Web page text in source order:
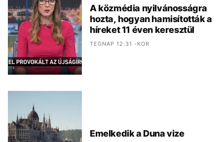
A közmédia nyilvánosságra
hozta, hogyan hamisították a
híreket 11 éven keresztül
TEGNAP 12:31 -KOR
Emelkedik a Duna vize